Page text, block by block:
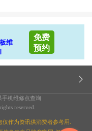
维
免费
预约
机维修点查询
reserved.
作为资讯供消费者参考用.